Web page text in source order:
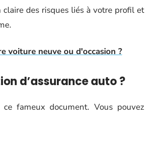
claire des risques liés à votre profil et
voiture neuve ou d'occasion ?
d’assurance auto ?
fameux document. Vous pouvez